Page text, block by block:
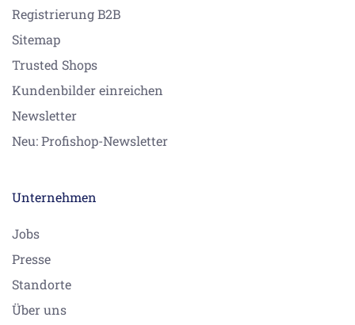
Registrierung B2B
Sitemap
Trusted Shops
Kundenbilder einreichen
Newsletter
Neu: Profishop-Newsletter
Unternehmen
Jobs
Presse
Standorte
Über uns